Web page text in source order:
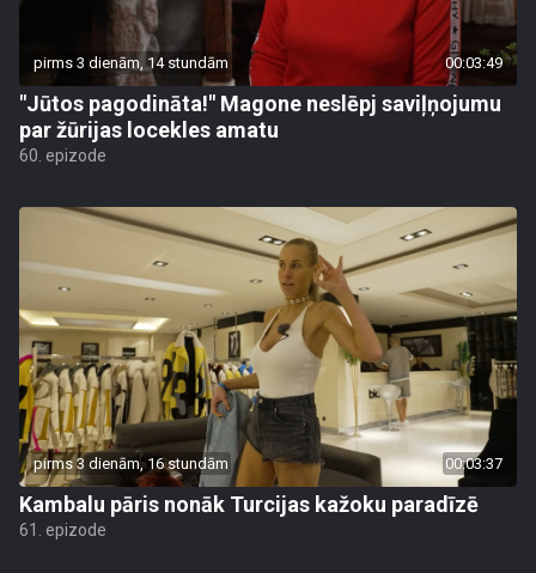
pirms 3 dienām, 14 stundām 00:03:49
"Jūtos pagodināta!" Magone neslēpj saviļņojumu
par žūrijas locekles amatu
60. epizode
pirms 3 dienām, 16 stundām 00:03:37
Kambalu pāris nonāk Turcijas kažoku paradīzē
61. epizode